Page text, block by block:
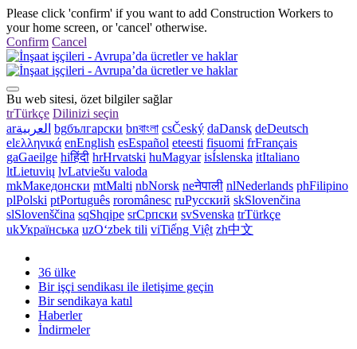
Please click 'confirm' if you want to add Construction Workers to
your home screen, or 'cancel' otherwise.
Confirm Cancel
Bu web sitesi, özet bilgiler sağlar
trTürkçe Dilinizi seçin
arالعربية bgбългарски bnবাংলা csČeský daDansk deDeutsch
elελληνικά enEnglish esEspañol eteesti fisuomi frFrançais
gaGaeilge hiहिंदी hrHrvatski huMagyar isÍslenska itItaliano
ltLietuvių lvLatviešu valoda
mkМакедонски mtMalti nbNorsk neनेपाली nlNederlands phFilipino
plPolski ptPortuguês roromânesc ruРусский skSlovenčina
slSlovenščina sqShqipe srСрпски svSvenska trTürkçe
ukУкраїнська uzOʻzbek tili viTiếng Việt zh中文
36 ülke
Bir işçi sendikası ile iletişime geçin
Bir sendikaya katıl
Haberler
İndirmeler